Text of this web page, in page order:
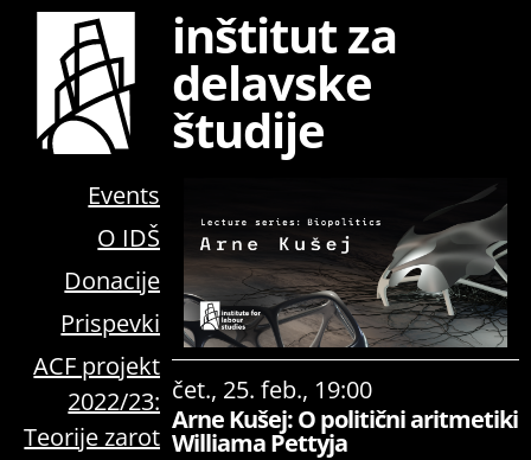
inštitut za
delavske
študije
Events
O IDŠ
Donacije
Prispevki
ACF projekt
2022/23:
Teorije zarot
čet., 25. feb., 19:00
Arne Kušej: O politični aritmetiki
Williama Pettyja